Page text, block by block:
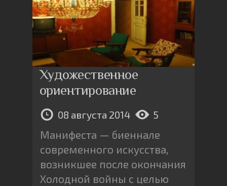
Художественное
ориентирование
08 августа 2014 5
Манифеста — биеннале
современного искусства,
возникшее после окончания
Холодной войны с целью